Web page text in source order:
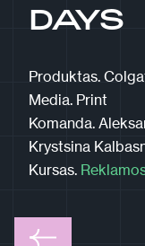
DAYS
Produktas.
Media. Print
Komanda.
Krystsina
Kursas.